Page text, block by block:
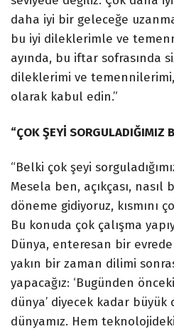
daha iyi bir geleceğe
bu iyi dileklerimle ve
ayında, bu iftar sofrasında
dileklerimi ve
olarak kabul edin.”
“ÇOK ŞEYİ SORGULADIĞIMIZ
“Belki çok şeyi
Mesela ben, açıkçası,
döneme gidiyoruz, kısmını
Bu konuda çok çalışma
Dünya, enteresan bir
yakın bir zaman dilimi
yapacağız: ‘Bugünden
dünya’ diyecek kadar
dünyamız. Hem